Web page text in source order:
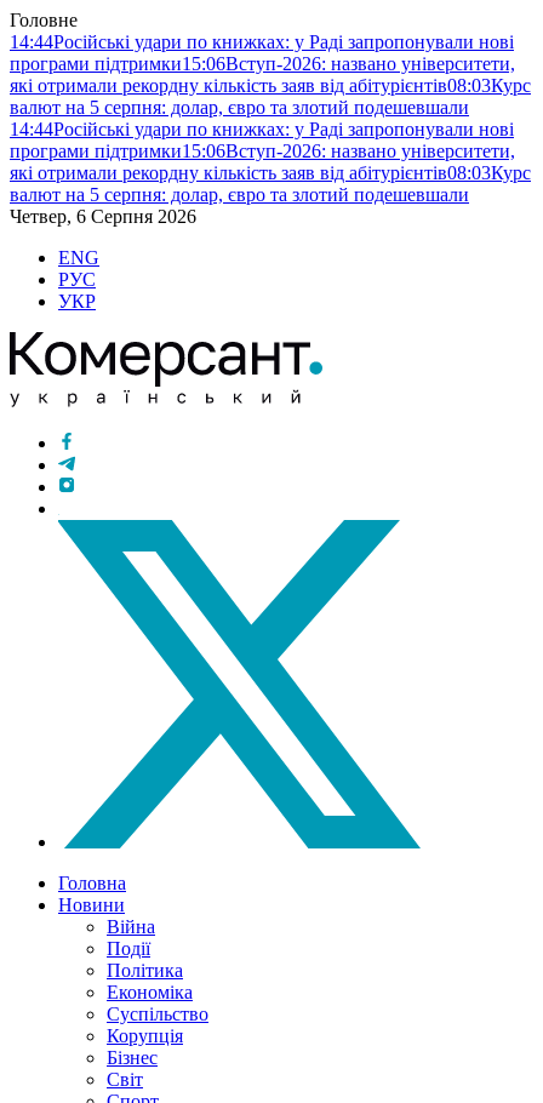
Головне
14:44Російські удари по книжках: у Раді запропонували нові
програми підтримки15:06Вступ-2026: названо університети,
які отримали рекордну кількість заяв від абітурієнтів08:03Курс
валют на 5 серпня: долар, євро та злотий подешевшали
14:44Російські удари по книжках: у Раді запропонували нові
програми підтримки15:06Вступ-2026: названо університети,
які отримали рекордну кількість заяв від абітурієнтів08:03Курс
валют на 5 серпня: долар, євро та злотий подешевшали
Четвер, 6 Серпня 2026
ENG
РУС
УКР
Головна
Новини
Війна
Події
Політика
Економіка
Суспільство
Корупція
Бізнес
Світ